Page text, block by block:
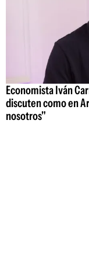
Economista Iván
discuten como en
nosotros"